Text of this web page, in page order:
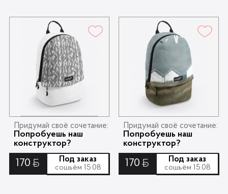
Придумай своё сочетание:
Попробуешь наш
конструктор?
170 Ƃ Под заказ
сошьём 15.08
Придумай своё сочетание:
Попробуешь наш
конструктор?
170 Ƃ Под заказ
сошьём 15.08